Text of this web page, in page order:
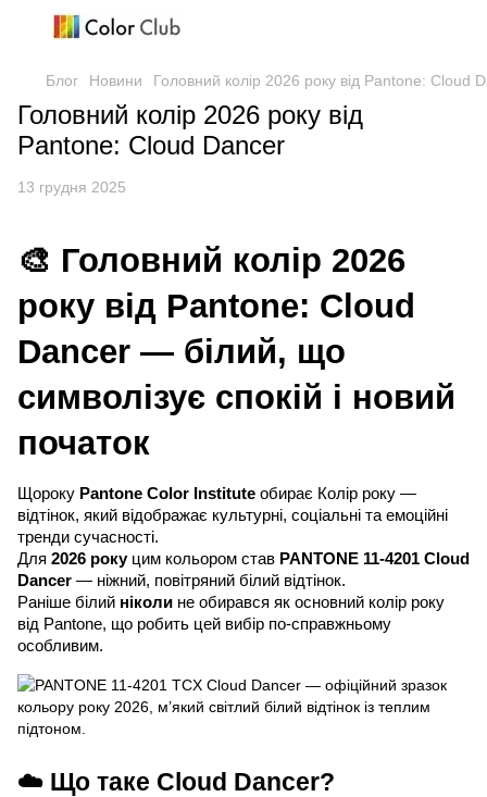
Блог Новини Головний колір 2026 року від Pantone: Cloud
Головний колір 2026 року від
Pantone: Cloud Dancer
13 грудня 2025
🎨 Головний колір 2026
року від Pantone: Cloud
Dancer — білий, що
символізує спокій і новий
початок
Щороку Pantone Color Institute обирає Колір року —
відтінок, який відображає культурні, соціальні та емоційні
тренди сучасності.
Для 2026 рокуцим кольором став PANTONE 11-4201 Cloud
Dancer — ніжний, повітряний білий відтінок.
Раніше білий ніколи не обирався як основний колір року
від Pantone, що робить цей вибір по-справжньому
особливим.
☁️ Що таке Cloud Dancer?